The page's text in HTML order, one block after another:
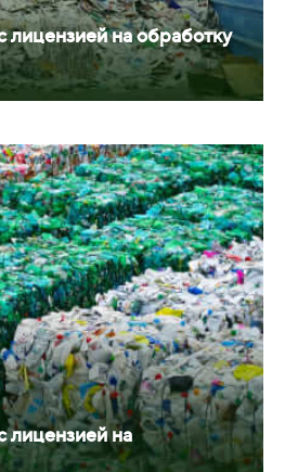
лицензией на обработку
лицензией на